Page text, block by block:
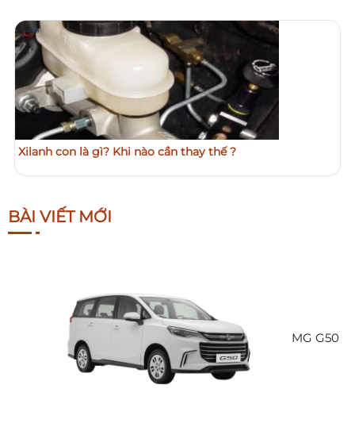
Xilanh con là gì? Khi nào cần thay thế ?
BÀI VIẾT MỚI
MG G50